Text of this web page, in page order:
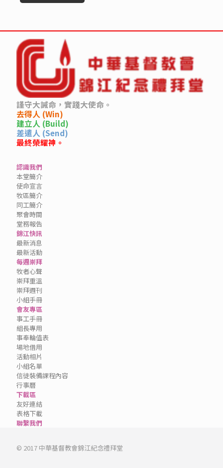
謹守大誡命，實踐大使命。
去得人 (Win)
建立人 (Build)
差遣人 (Send)
最終榮耀神。
認識我們
本堂簡介
使命宣言
牧區簡介
同工簡介
聚會時間
堂務報告
錦江快訊
最新消息
最新活動
每週崇拜
牧者心聲
崇拜重溫
崇拜週刊
小組手冊
會友專區
事工手冊
組長專用
事奉輪值表
場地借用
活動相片
小組名單
信徒裝備課程內容
行事曆
下載區
友好連結
表格下載
聯繫我們
© 2017 中華基督教會錦江紀念禮拜堂